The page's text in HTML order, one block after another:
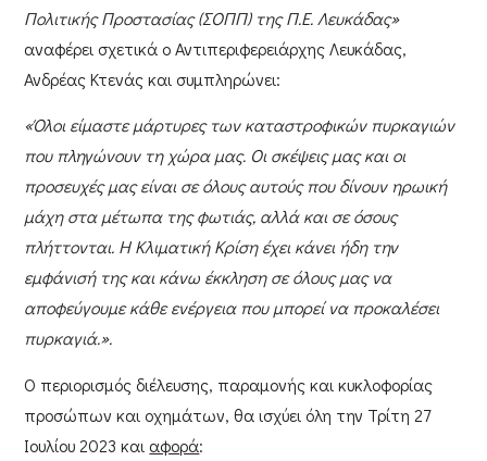
Πολιτικής Προστασίας (ΣΟΠΠ) της Π.Ε. Λευκάδας»
αναφέρει σχετικά οΑντιπεριφερειάρχης Λευκάδας,
Ανδρέας Κτενάςκαι συμπληρώνει:
«Όλοι είμαστε μάρτυρες των καταστροφικών πυρκαγιών
που πληγώνουν τη χώρα μας. Οι σκέψεις μας και οι
προσευχές μας είναι σε όλους αυτούς που δίνουν ηρωική
μάχη στα μέτωπα της φωτιάς, αλλά και σε όσους
πλήττονται. Η Κλιματική Κρίση έχει κάνει ήδη την
εμφάνισή της και κάνω έκκληση σε όλους μας να
αποφεύγουμε κάθε ενέργεια που μπορεί να προκαλέσει
πυρκαγιά.».
Ο περιορισμός διέλευσης, παραμονής και κυκλοφορίας
προσώπων και οχημάτων, θα ισχύει όλη την Τρίτη 27
Ιουλίου 2023 και αφορά: